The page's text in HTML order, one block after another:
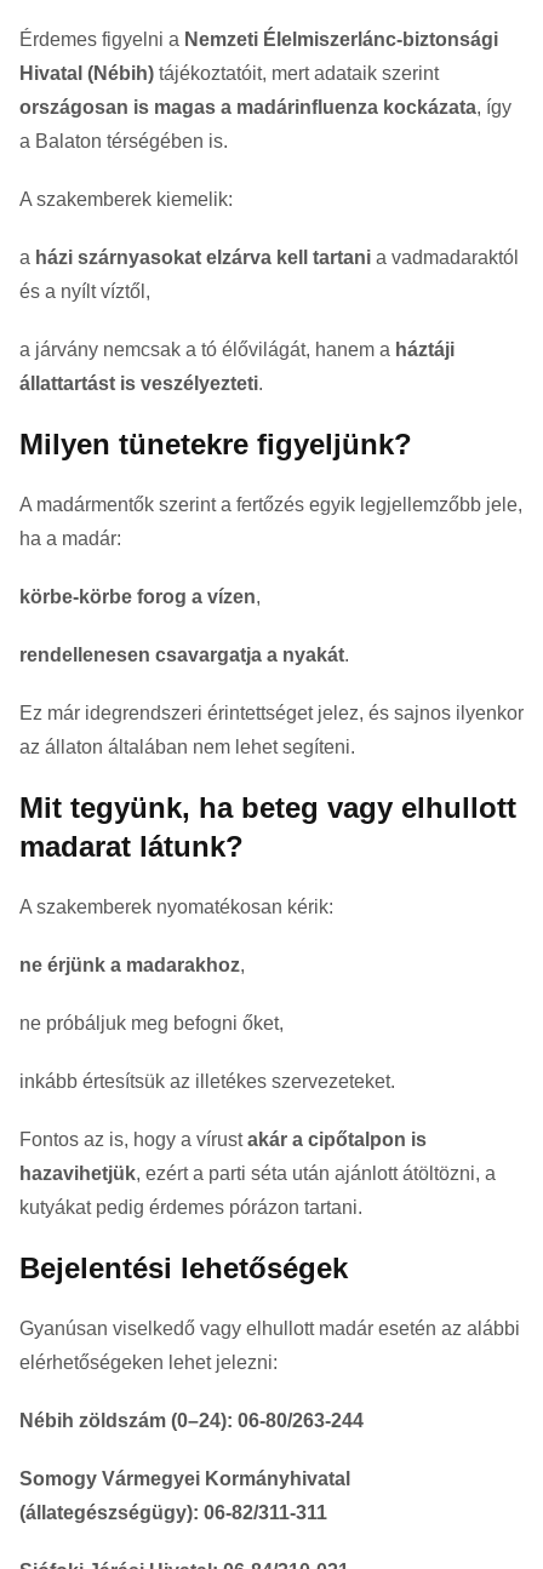
Érdemes figyelni a Nemzeti Élelmiszerlánc-biztonsági
Hivatal (Nébih) tájékoztatóit, mert adataik szerint
országosan is magas a madárinfluenza kockázata, így
a Balaton térségében is.
A szakemberek kiemelik:
a házi szárnyasokat elzárva kell tartani a vadmadaraktól
és a nyílt víztől,
a járvány nemcsak a tó élővilágát, hanem a háztáji
állattartást is veszélyezteti.
Milyen tünetekre figyeljünk?
A madármentők szerint a fertőzés egyik legjellemzőbb jele,
ha a madár:
körbe-körbe forog a vízen,
rendellenesen csavargatja a nyakát.
Ez már idegrendszeri érintettséget jelez, és sajnos ilyenkor
az állaton általában nem lehet segíteni.
Mit tegyünk, ha beteg vagy elhullott
madarat látunk?
A szakemberek nyomatékosan kérik:
ne érjünk a madarakhoz,
ne próbáljuk meg befogni őket,
inkább értesítsük az illetékes szervezeteket.
Fontos az is, hogy a vírustakár a cipőtalpon is
hazavihetjük, ezért a parti séta után ajánlott átöltözni, a
kutyákat pedig érdemes pórázon tartani.
Bejelentési lehetőségek
Gyanúsan viselkedő vagy elhullott madár esetén az alábbi
elérhetőségeken lehet jelezni:
Nébih zöldszám (0–24): 06-80/263-244
Somogy Vármegyei Kormányhivatal
(állategészségügy): 06-82/311-311